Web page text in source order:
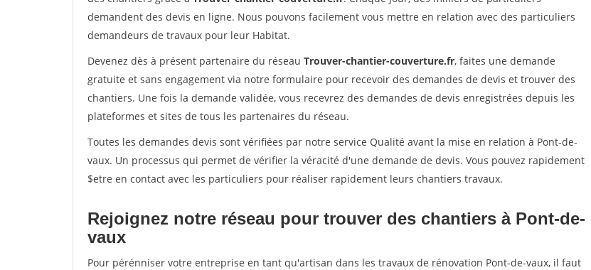
demandent des devis en ligne. Nous pouvons facilement vous mettre en relation avec des particuliers
demandeurs de travaux pour leur Habitat.
Devenez dès à présent partenaire du réseau Trouver-chantier-couverture.fr, faites une demande
gratuite et sans engagement via notre formulaire pour recevoir des demandes de devis et trouver des
chantiers. Une fois la demande validée, vous recevrez des demandes de devis enregistrées depuis les
plateformes et sites de tous les partenaires du réseau.
Toutes les demandes devis sont vérifiées par notre service Qualité avant la mise en relation à Pont-de-
vaux. Un processus qui permet de vérifier la véracité d'une demande de devis. Vous pouvez rapidement
$etre en contact avec les particuliers pour réaliser rapidement leurs chantiers travaux.
Rejoignez notre réseau pour trouver des chantiers à Pont-de-
vaux
Pour pérénniser votre entreprise en tant qu'artisan dans les travaux de rénovation Pont-de-vaux, il faut